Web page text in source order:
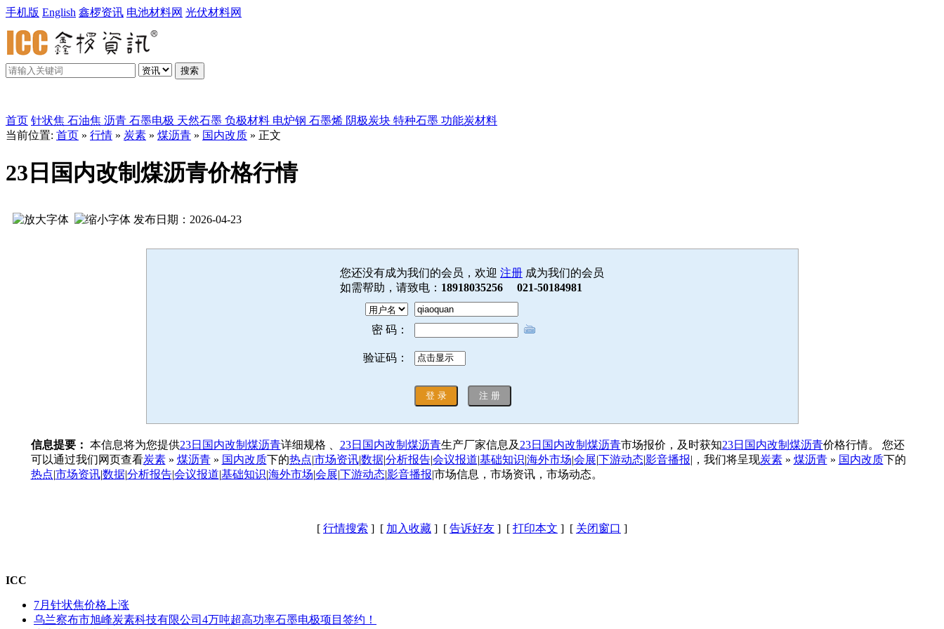
手机版 English 鑫椤资讯 电池材料网 光伏材料网
搜索
首页 针状焦 石油焦 沥青 石墨电极 天然石墨 负极材料 电炉钢 石墨烯 阴极炭块 特种石墨 功能炭材料
当前位置: 首页 » 行情 » 炭素 » 煤沥青 » 国内改质 » 正文
23日国内改制煤沥青价格行情
发布日期：2026-04-23
您还没有成为我们的会员，欢迎 注册 成为我们的会员
如需帮助，请致电： 18918035256 021-50184981
密 码：
验证码：
信息提要： 本信息将为您提供23日国内改制煤沥青详细规格 、 23日国内改制煤沥青生产厂家信息及 23日国内改制煤沥青市场报价，及时获知23日国内改制煤沥青价格行情。 您还
可以通过我们网页查看炭素» 煤沥青» 国内改质下的热点|市场资讯|数据|分析报告|会议报道|基础知识|海外市场|会展|下游动态|影音播报|，我们将呈现炭素» 煤沥青» 国内改质下的
热点|市场资讯|数据|分析报告|会议报道|基础知识|海外市场|会展|下游动态|影音播报|市场信息，市场资讯，市场动态。
[ 行情搜索 ] [ 加入收藏 ] [ 告诉好友 ] [ 打印本文 ] [ 关闭窗口 ]
ICC
7月针状焦价格上涨
乌兰察布市旭峰炭素科技有限公司4万吨超高功率石墨电极项目签约！